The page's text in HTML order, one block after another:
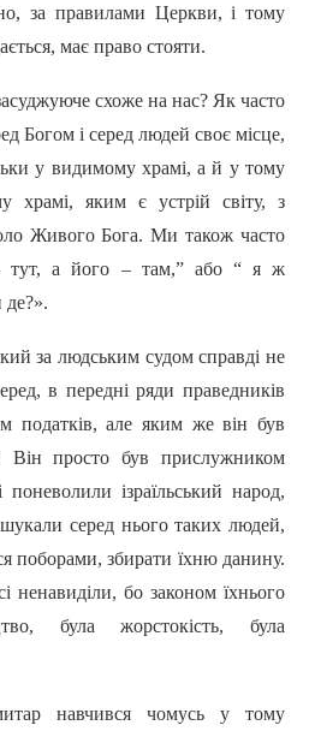
за правилами Церкви, і тому
має право стояти.
схоже на нас? Як часто
Богом і серед людей своє місце,
у видимому храмі, а й у тому
храмі, яким є устрій світу, з
Живого Бога. Ми також часто
тут, а його – там,” або “ я ж
де?».
за людським судом справді не
в передні ряди праведників
податків, але яким же він був
Він просто був прислужником
ізраїльський народ,
серед нього таких людей,
поборами, збирати їхню данину.
ненавиділи, бо законом їхнього
була жорстокість, була
навчився чомусь у тому